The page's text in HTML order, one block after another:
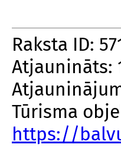
Raksta ID:
Atjaunināts:
Tūrisma
https://